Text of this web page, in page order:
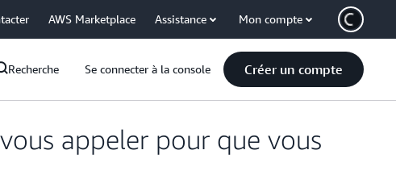
AWS Marketplace Assistance Mon compte
Recherche Se connecter à la console Créer un compte
appeler pour que vous